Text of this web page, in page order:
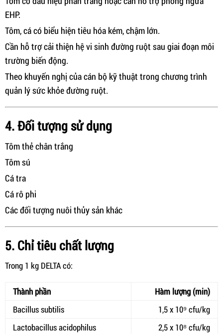
EHP.
Tôm, cá có biểu hiện tiêu hóa kém, chậm lớn.
Cần hỗ trợ cải thiện hệ vi sinh đường ruột sau giai đoạn môi
trường biến động.
Theo khuyến nghị của cán bộ kỹ thuật trong chương trình
quản lý sức khỏe đường ruột.
4. Đối tượng sử dụng
Tôm thẻ chân trắng
Tôm sú
Cá tra
Cá rô phi
Các đối tượng nuôi thủy sản khác
5. Chỉ tiêu chất lượng
Trong 1 kg DELTA có:
Thành phần
Hàm lượng (min)
Bacillus subtilis
1,5 x 10⁹ cfu/kg
Lactobacillus acidophilus
2,5 x 10⁸ cfu/kg